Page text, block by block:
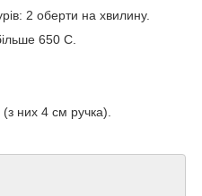
2 оберти на хвилину.
650 C.
них 4 см ручка).